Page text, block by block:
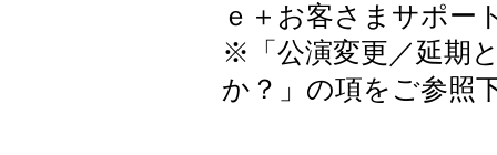
ｅ＋お客さまサポー
※「公演変更／延期
か？」の項をご参照